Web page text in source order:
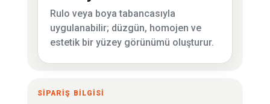
Rulo veya boya tabancasıyla
uygulanabilir; düzgün, homojen ve
estetik bir yüzey görünümü oluşturur.
SİPARİŞ BİLGİSİ